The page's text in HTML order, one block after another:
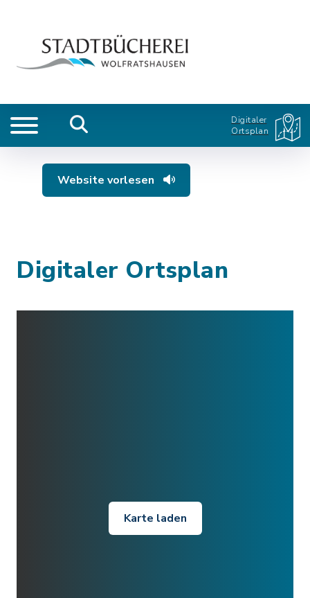
Digitaler
Ortsplan
Website vorlesen
Digitaler Ortsplan
Karte laden